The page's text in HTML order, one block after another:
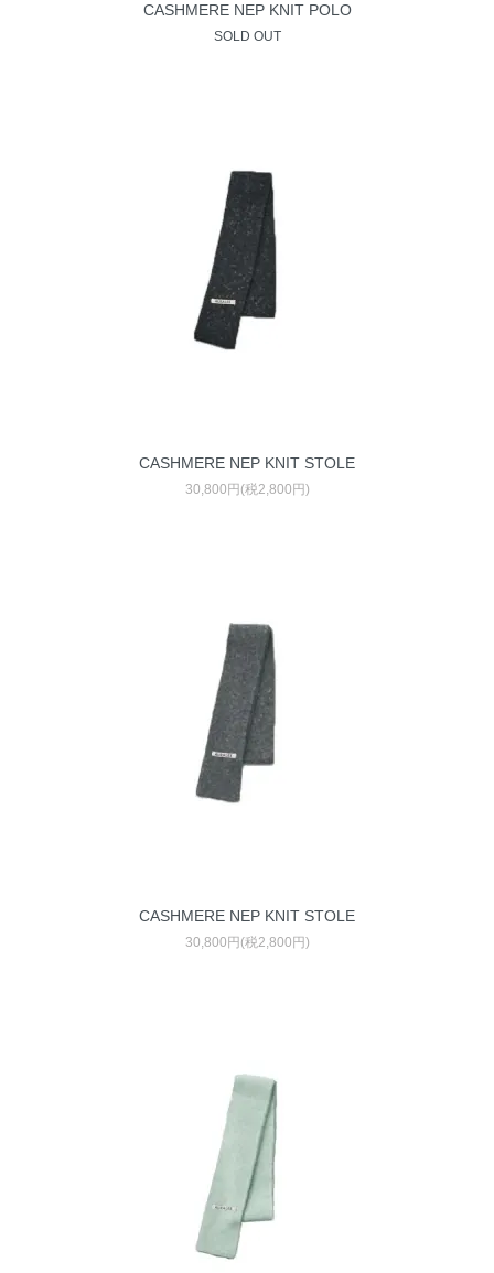
CASHMERE NEP KNIT POLO
SOLD OUT
CASHMERE NEP KNIT STOLE
30,800円(税2,800円)
CASHMERE NEP KNIT STOLE
30,800円(税2,800円)